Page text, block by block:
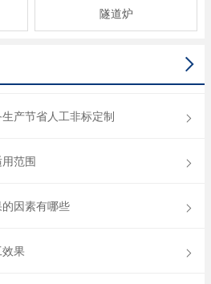
隧道炉

产节省人工非标定制
范围
因素有哪些
果